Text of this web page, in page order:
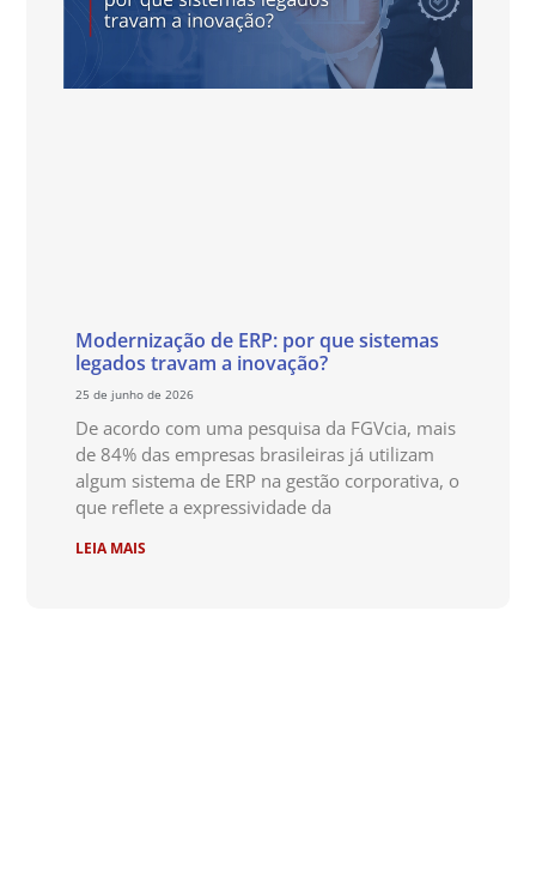
Modernização de ERP: por que sistemas
legados travam a inovação?
25 de junho de 2026
De acordo com uma pesquisa da FGVcia, mais
de 84% das empresas brasileiras já utilizam
algum sistema de ERP na gestão corporativa, o
que reflete a expressividade da
LEIA MAIS